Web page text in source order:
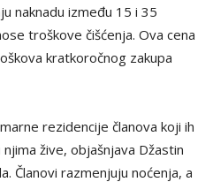
naknadu između 15 i 35
troškove čišćenja. Ova cena
kratkoročnog zakupa
rezidencije članova koji ih
žive, objašnjava Džastin
Članovi razmenjuju noćenja, a